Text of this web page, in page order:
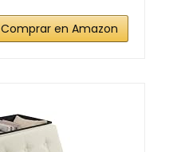
Comprar en Amazon